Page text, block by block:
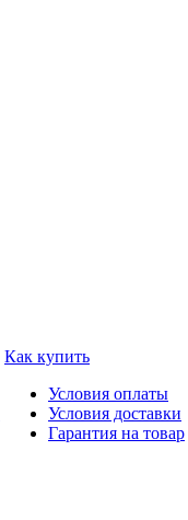
Как купить
Условия оплаты
Условия доставки
Гарантия на товар